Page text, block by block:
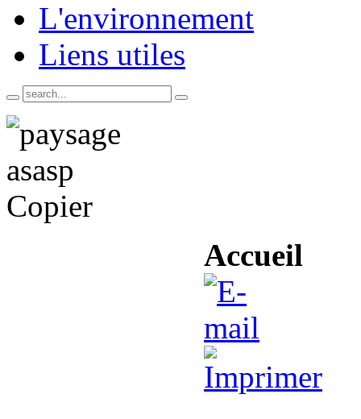
L'environnement
Liens utiles
Accueil